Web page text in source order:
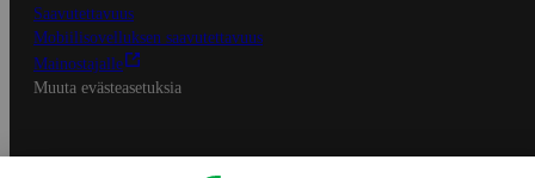
Saavutettavuus
Mobiilisovelluksen saavutettavuus
Mainostajalle
Muuta evästeasetuksia